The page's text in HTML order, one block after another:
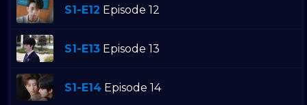
S1-E12 Episode 12
S1-E13 Episode 13
S1-E14 Episode 14